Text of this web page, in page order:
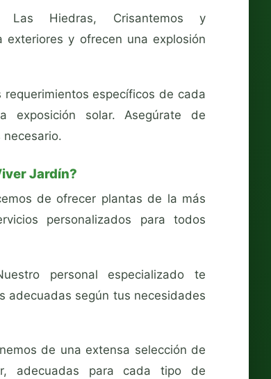
Las Hiedras, Crisantemos y
exteriores y ofrecen una explosión
requerimientos específicos de cada
solar. Asegúrate de
Jardín?
de ofrecer plantas de la más
personalizados para todos
personal especializado te
adecuadas según tus necesidades
de una extensa selección de
adecuadas para cada tipo de